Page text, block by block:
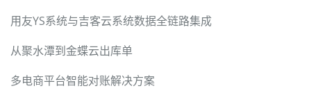
用友YS系统与吉客云系统数据全链路集成
从聚水潭到金蝶云出库单
多电商平台智能对账解决方案